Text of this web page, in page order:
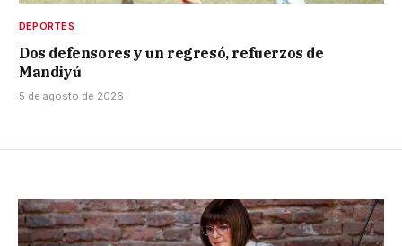
DEPORTES
Dos defensores y un regresó, refuerzos de
Mandiyú
5 de agosto de 2026